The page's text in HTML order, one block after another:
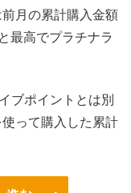
月の累計購入金額
最高でプラチナラ
ブポイントとは別
って購入した累計